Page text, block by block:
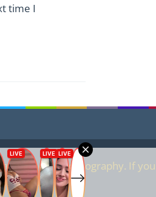
time I
child pornography. If
us..